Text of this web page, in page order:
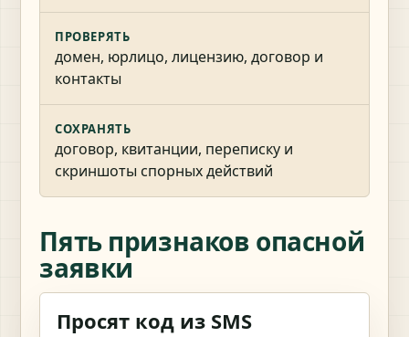
ПРОВЕРЯТЬ
домен, юрлицо, лицензию, договор и
контакты
СОХРАНЯТЬ
договор, квитанции, переписку и
скриншоты спорных действий
Пять признаков опасной
заявки
Просят код из SMS